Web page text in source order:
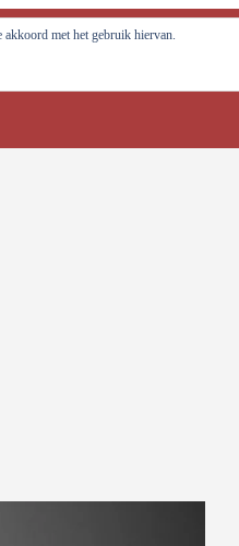
tot ontwikkeling brengen!
met het gebruik hiervan.